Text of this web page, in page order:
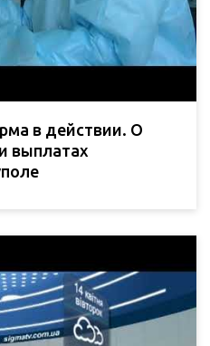
в действии. О
выплатах